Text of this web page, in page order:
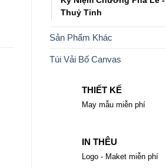
Thuỷ Tinh
Sản Phẩm Khác
Túi Vải Bố Canvas
THIẾT KẾ
May mẫu miễn phí
IN THÊU
Logo - Maket miễn phí